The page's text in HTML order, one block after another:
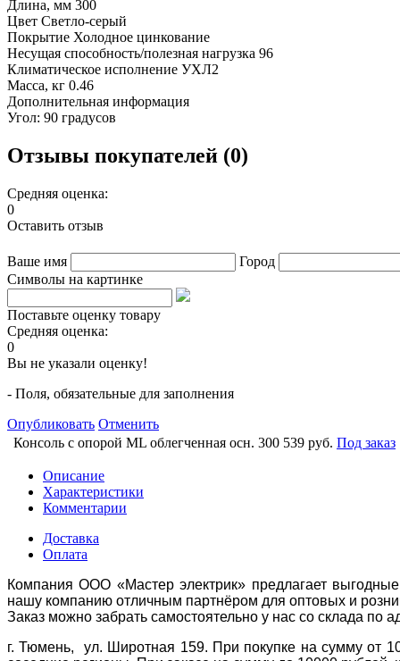
Длина, мм 300
Цвет Светло-серый
Покрытие Холодное цинкование
Несущая способность/полезная нагрузка 96
Климатическое исполнение УХЛ2
Масса, кг 0.46
Дополнительная информация
Угол: 90 градусов
Отзывы покупателей (0)
Средняя оценка:
0
Оставить отзыв
Ваше имя
Город
Символы на картинке
Поставьте оценку товару
Средняя оценка:
0
Вы не указали оценку!
- Поля, обязательные для заполнения
Опубликовать Отменить
Консоль с опорой ML облегченная осн. 300 539 руб. Под заказ
Описание
Характеристики
Комментарии
Доставка
Оплата
Компания ООО «Мастер электрик» предлагает
нашу компанию отличным партнёром для оптовых и
Заказ можно забрать самостоятельно у нас со склада по
г. Тюмень, ул. Широтная 159. При покупке на сумму от